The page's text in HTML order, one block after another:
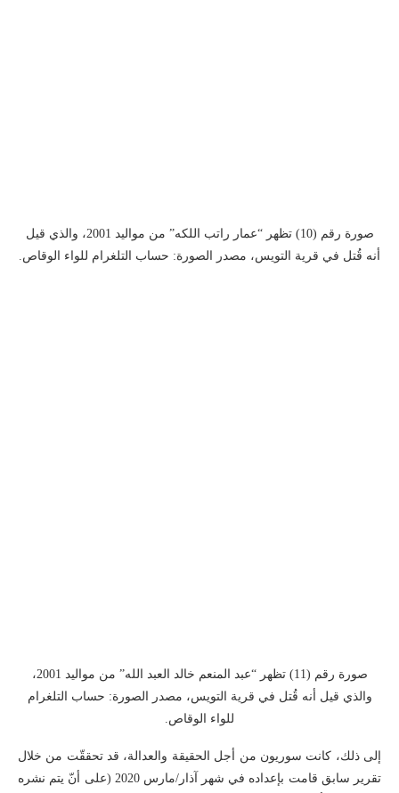
صورة رقم (10) تظهر “عمار راتب اللكه” من مواليد 2001، والذي قيل
أنه قُتل في قرية التويس، مصدر الصورة: حساب التلغرام للواء الوقاص.
صورة رقم (11) تظهر “عبد المنعم خالد العبد الله” من مواليد 2001،
والذي قيل أنه قُتل في قرية التويس، مصدر الصورة: حساب التلغرام
للواء الوقاص.
إلى ذلك، كانت سوريون من أجل الحقيقة والعدالة، قد تحققّت من خلال
تقرير سابق قامت بإعداده في شهر آذار/مارس 2020 (على أنّ يتم نشره